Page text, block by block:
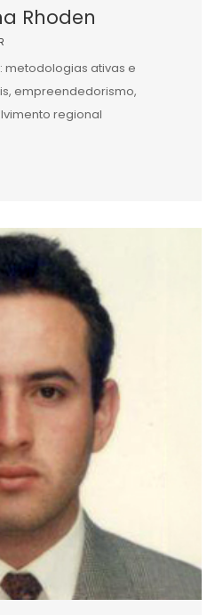
Rhoden
metodologias ativas e
empreendedorismo,
regional